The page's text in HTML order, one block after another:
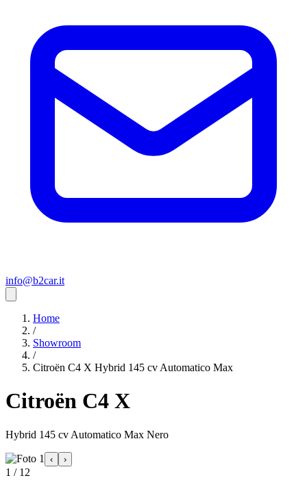
info@b2car.it
Home
/
Showroom
/
Citroën C4 X Hybrid 145 cv Automatico Max
Citroën C4 X
Hybrid 145 cv Automatico Max Nero
‹ ›
1 / 12